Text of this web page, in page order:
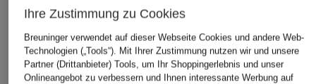
ÄHNLICHE ARTIKEL ENTDECKEN
Ihre Zustimmung zu Cookies
Breuninger verwendet auf dieser Webseite Cookies und andere Web-
Technologien („Tools“). Mit Ihrer Zustimmung nutzen wir und unsere
Partner (Drittanbieter) Tools, um Ihr Shoppingerlebnis und unser
Onlineangebot zu verbessern und Ihnen interessante Werbung auf